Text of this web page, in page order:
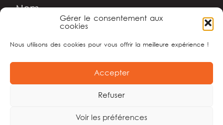
Gérer le consentement aux
cookies
Nous utilisons des cookies pour vous offrir la meilleure expérience !
Accepter
Refuser
Voir les préférences
Nom
Adresse e-mail